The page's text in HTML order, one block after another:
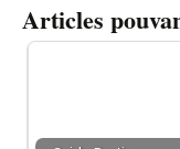
Articles